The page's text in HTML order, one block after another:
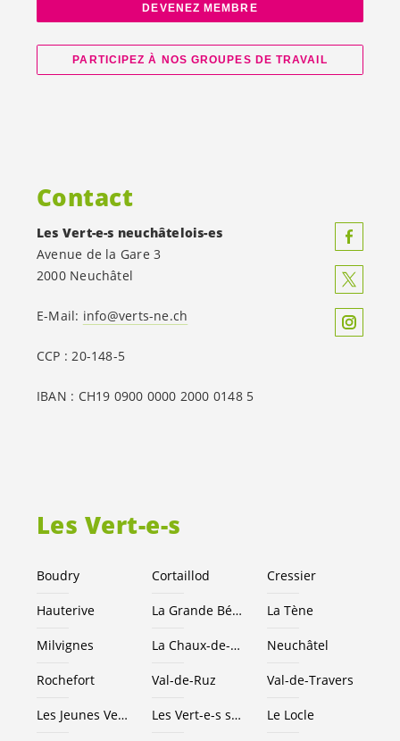
Les Vert-e-s
Boudry Cortaillod Cressier
Hauterive La Grande Béroche La Tène
Milvignes La Chaux-de-Fonds Neuchâtel
Rochefort Val-de-Ruz Val-de-Travers
Les Jeunes Vert-e-s NE
Les Vert-e-s suisses Le Locle
DEVENEZ MEMBRE
PARTICIPEZ À NOS GROUPES DE TRAVAIL
Contact
Les Vert-e-s neuchâtelois-es
Avenue de la Gare 3
2000 Neuchâtel
E-Mail: info@verts-ne.ch
CCP : 20-148-5
IBAN : CH19 0900 0000 2000 0148 5